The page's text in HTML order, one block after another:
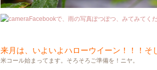
Facebookで、雨の写真ぽつぽつ、みてみてく
来月は、いよいよハローウイーン！！！そ
米コール始まってます。そろそろご準備を！ニヤ。